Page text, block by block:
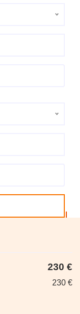
230 €
230 €